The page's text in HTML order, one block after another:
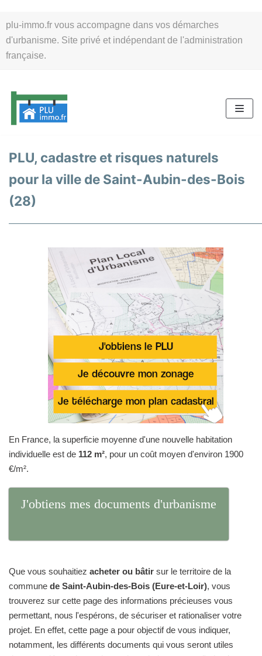
plu-immo.fr vous accompagne dans vos démarches
d'urbanisme. Site privé et indépendant de l'administration
française.
au
contenu
PLU, cadastre et risques naturels
pour la ville de Saint-Aubin-des-Bois
(28)
En France, la superficie moyenne d'une nouvelle habitation
individuelle est de 112 m², pour un coût moyen d'environ 1900
€/m².
J'obtiens mes documents d'urbanisme
Que vous souhaitiez acheter ou bâtir sur le territoire de la
commune de Saint-Aubin-des-Bois (Eure-et-Loir), vous
trouverez sur cette page des informations précieuses vous
permettant, nous l'espérons, de sécuriser et rationaliser votre
projet. En effet, cette page a pour objectif de vous indiquer,
notamment, les différents documents qui vous seront utiles